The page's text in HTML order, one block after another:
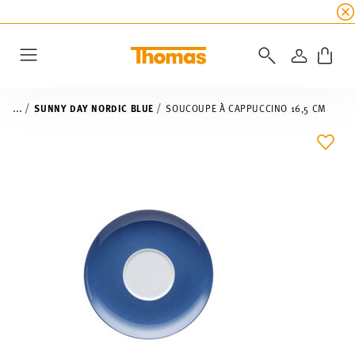
5 % de remise
... SUNNY DAY NORDIC BLUE SOUCOUPE À CAPPUCCINO 16,5 CM